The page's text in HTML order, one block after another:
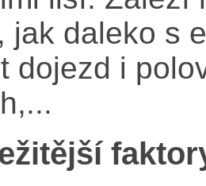
jak daleko s
dojezd i